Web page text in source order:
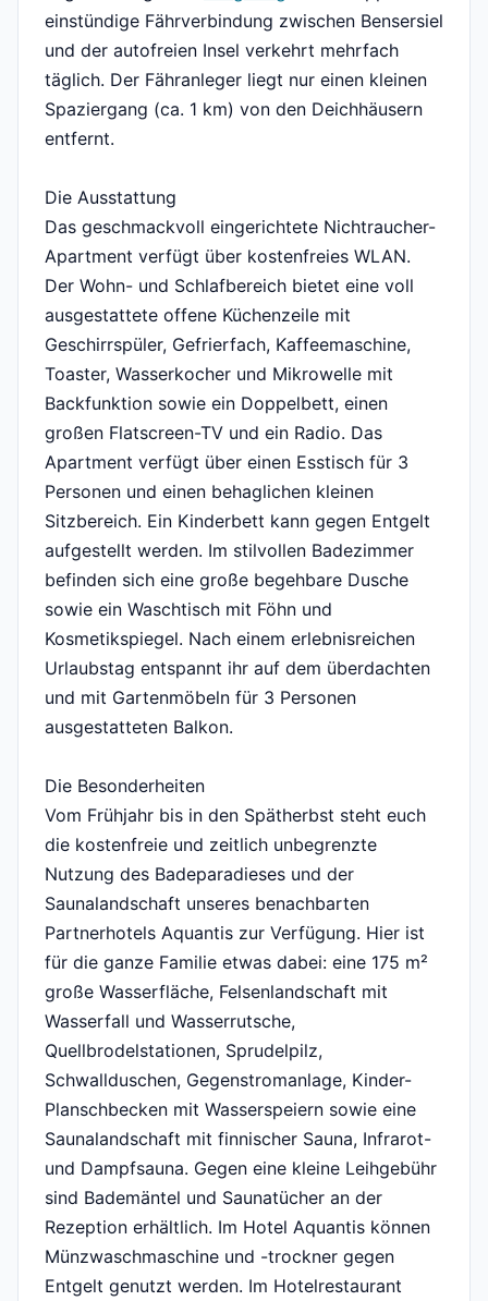
einstündige Fährverbindung zwischen Bensersiel
und der autofreien Insel verkehrt mehrfach
täglich. Der Fähranleger liegt nur einen kleinen
Spaziergang (ca. 1 km) von den Deichhäusern
entfernt.
Die Ausstattung
Das geschmackvoll eingerichtete Nichtraucher-
Apartment verfügt über kostenfreies WLAN.
Der Wohn- und Schlafbereich bietet eine voll
ausgestattete offene Küchenzeile mit
Geschirrspüler, Gefrierfach, Kaffeemaschine,
Toaster, Wasserkocher und Mikrowelle mit
Backfunktion sowie ein Doppelbett, einen
großen Flatscreen-TV und ein Radio. Das
Apartment verfügt über einen Esstisch für 3
Personen und einen behaglichen kleinen
Sitzbereich. Ein Kinderbett kann gegen Entgelt
aufgestellt werden. Im stilvollen Badezimmer
befinden sich eine große begehbare Dusche
sowie ein Waschtisch mit Föhn und
Kosmetikspiegel. Nach einem erlebnisreichen
Urlaubstag entspannt ihr auf dem überdachten
und mit Gartenmöbeln für 3 Personen
ausgestatteten Balkon.
Die Besonderheiten
Vom Frühjahr bis in den Spätherbst steht euch
die kostenfreie und zeitlich unbegrenzte
Nutzung des Badeparadieses und der
Saunalandschaft unseres benachbarten
Partnerhotels Aquantis zur Verfügung. Hier ist
für die ganze Familie etwas dabei: eine 175 m²
große Wasserfläche, Felsenlandschaft mit
Wasserfall und Wasserrutsche,
Quellbrodelstationen, Sprudelpilz,
Schwallduschen, Gegenstromanlage, Kinder-
Planschbecken mit Wasserspeiern sowie eine
Saunalandschaft mit finnischer Sauna, Infrarot-
und Dampfsauna. Gegen eine kleine Leihgebühr
sind Bademäntel und Saunatücher an der
Rezeption erhältlich. Im Hotel Aquantis können
Münzwaschmaschine und -trockner gegen
Entgelt genutzt werden. Im Hotelrestaurant